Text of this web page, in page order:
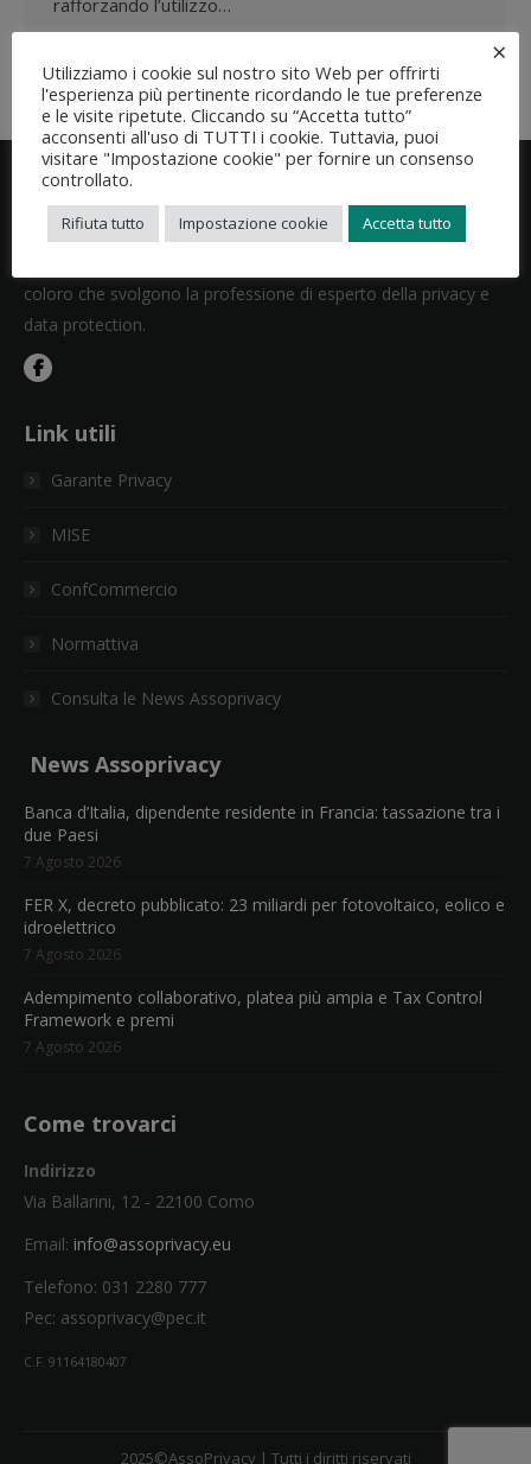
rafforzando l’utilizzo…
coloro che svolgono la professione di esperto della privacy e
data protection.
Link utili
Garante Privacy
MISE
ConfCommercio
Normattiva
Consulta le News Assoprivacy
News Assoprivacy
Banca d’Italia, dipendente residente in Francia: tassazione tra i
due Paesi
7 Agosto 2026
FER X, decreto pubblicato: 23 miliardi per fotovoltaico, eolico e
idroelettrico
7 Agosto 2026
Adempimento collaborativo, platea più ampia e Tax Control
Framework e premi
7 Agosto 2026
Come trovarci
Indirizzo
Via Ballarini, 12 - 22100 Como
Email: info@assoprivacy.eu
Telefono: 031 2280 777
Pec: assoprivacy@pec.it
C.F. 91164180407
2025©AssoPrivacy | Tutti i diritti riservati
Utilizziamo i cookie sul nostro sito Web per offrirti
l'esperienza più pertinente ricordando le tue preferenze
e le visite ripetute. Cliccando su “Accetta tutto”
acconsenti all'uso di TUTTI i cookie. Tuttavia, puoi
visitare "Impostazione cookie" per fornire un consenso
controllato.
Rifiuta tutto Impostazione cookie Accetta tutto
×